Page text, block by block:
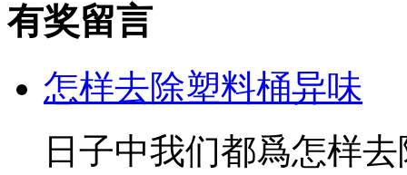
有奖留言
怎样去除塑料桶异味
日子中我们都爲怎样